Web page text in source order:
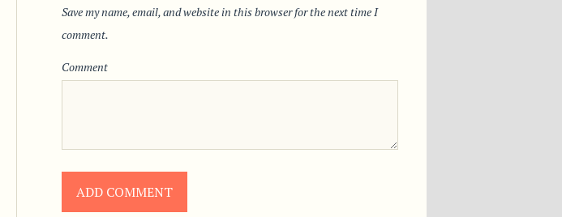
Save my name, email, and website in this browser for the next time I
comment.
Comment